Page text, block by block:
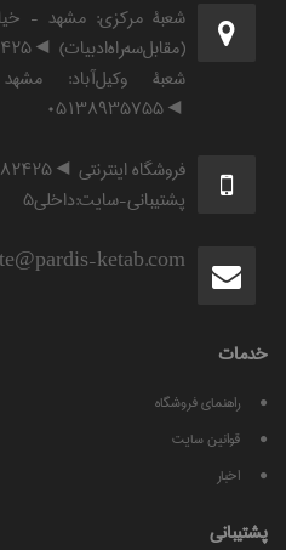
(مقابل‌سه‌راه‌ادبیات) ◄۰۵۱۳۸۴۸۲۴۲۵
◄۰۵۱۳۸۹۳۵۷۵۵
فروشگاه اینترنتی ◄۰۵۱۳۸۴۸۲۴۲۵
پشتیبانی-سایت:داخلی۵
ketab.com
خدمات
راهنمای فروشگاه
قوانين سايت
اخبار
پشتيبانی